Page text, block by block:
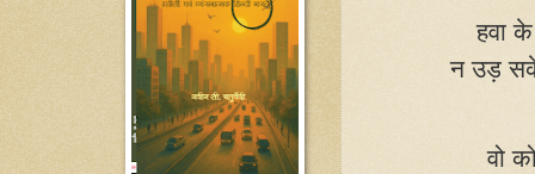
हवा
न उड़
वो